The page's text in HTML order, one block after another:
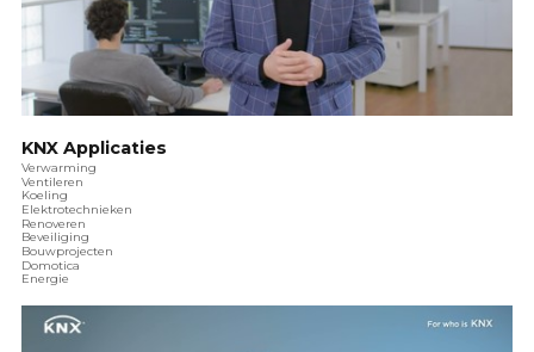
KNX Applicaties
Verwarming
Ventileren
Koeling
Elektrotechnieken
Renoveren
Beveiliging
Bouwprojecten
Domotica
Energie